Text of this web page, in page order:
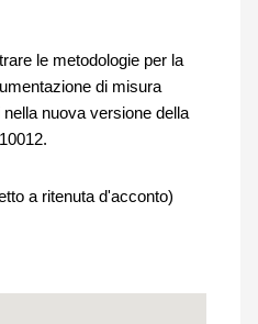
le metodologie per la
di misura
nuova versione della
a ritenuta d'acconto)